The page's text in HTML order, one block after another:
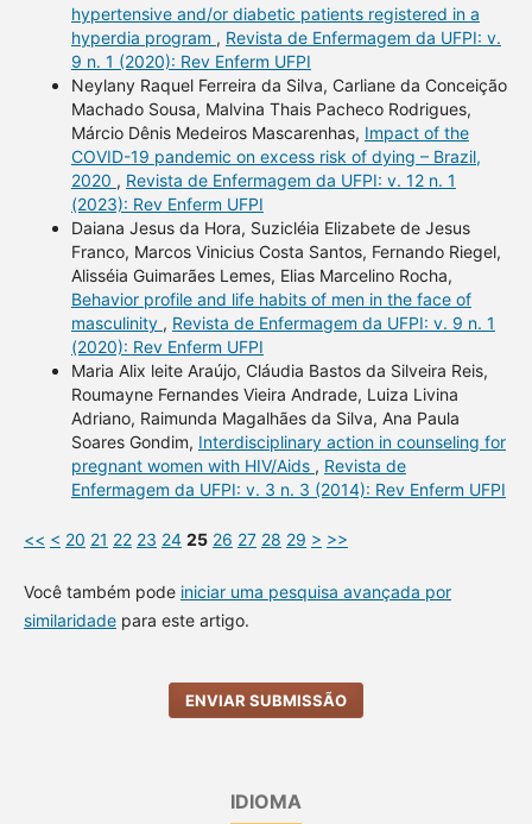
hypertensive and/or diabetic patients registered in a
hyperdia program , Revista de Enfermagem da UFPI: v.
9 n. 1 (2020): Rev Enferm UFPI
Neylany Raquel Ferreira da Silva, Carliane da Conceição
Machado Sousa, Malvina Thais Pacheco Rodrigues,
Márcio Dênis Medeiros Mascarenhas, Impact of the
COVID-19 pandemic on excess risk of dying – Brazil,
2020 , Revista de Enfermagem da UFPI: v. 12 n. 1
(2023): Rev Enferm UFPI
Daiana Jesus da Hora, Suzicléia Elizabete de Jesus
Franco, Marcos Vinicius Costa Santos, Fernando Riegel,
Alisséia Guimarães Lemes, Elias Marcelino Rocha,
Behavior profile and life habits of men in the face of
masculinity , Revista de Enfermagem da UFPI: v. 9 n. 1
(2020): Rev Enferm UFPI
Maria Alix leite Araújo, Cláudia Bastos da Silveira Reis,
Roumayne Fernandes Vieira Andrade, Luiza Livina
Adriano, Raimunda Magalhães da Silva, Ana Paula
Soares Gondim, Interdisciplinary action in counseling for
pregnant women with HIV/Aids , Revista de
Enfermagem da UFPI: v. 3 n. 3 (2014): Rev Enferm UFPI
<< < 20 21 22 23 24 25 26 27 28 29 > >>
Você também pode iniciar uma pesquisa avançada por
similaridadepara este artigo.
ENVIAR SUBMISSÃO
IDIOMA